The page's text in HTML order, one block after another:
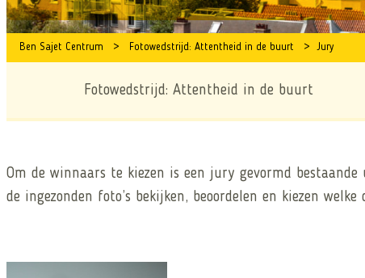
Ben Sajet Centrum > Fotowedstrijd: Attentheid in de buurt > Jury
Fotowedstrijd: Attentheid in de buurt
Om de winnaars te kiezen is een jury gevormd
de ingezonden foto’s bekijken, beoordelen en kiezen